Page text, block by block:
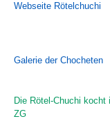
Webseite Rötelchuchi
Galerie der Chocheten
Die Rötel-Chuchi kocht
ZG